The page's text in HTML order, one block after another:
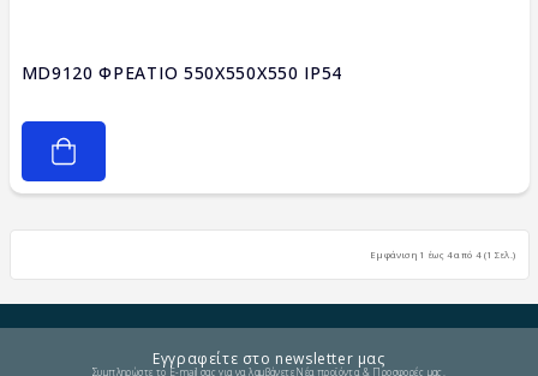
MD9120 ΦΡΕΑΤΙΟ 550X550X550 IP54
Εμφάνιση 1 έως 4 από 4 (1 Σελ.)
Εγγραφείτε στο newsletter μας
Συμπληρώστε το E-mail σας για να λαμβάνετε Νέα προϊόντα & Προσφορές μας.